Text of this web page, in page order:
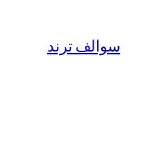
المحتوى
سوالف ترند